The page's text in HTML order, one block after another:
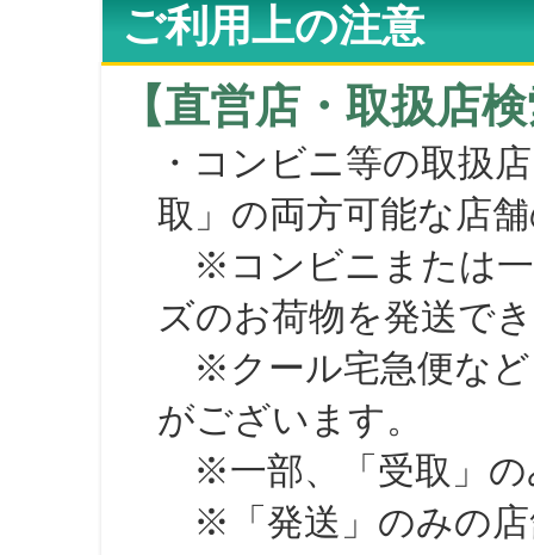
ご利用上の注意
【直営店・取扱店
・コンビニ等の取扱
取」の両方可能な店
※コンビニまたは一
ズのお荷物を発送で
※クール宅急便など
がございます。
※一部、「受取」の
※「発送」のみの店